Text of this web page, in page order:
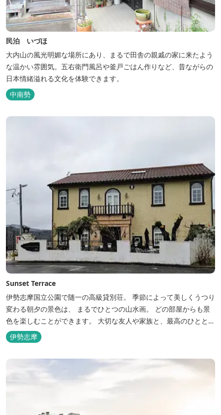
民泊 いづほ
大内山の風光明媚な場所にあり、まるで田舎の親戚の家に来たよう
な温かい雰囲気。五右衛門風呂や釜戸ごはん作りなど、昔ながらの
日本情緒溢れる文化を体験できます。
中南勢
Sunset Terrace
伊勢志摩国立公園で随一の高級貸別荘。 季節によって美しくうつり
変わる朝夕の景色は、 まるでひとつの山水画。 どの部屋からも景
色を楽しむことができます。 大切な友人や家族と、最高のひととき
を。 1日1組限定とさせていただいております。 完全にプライベー
トでご利用いただけます。
伊勢志摩